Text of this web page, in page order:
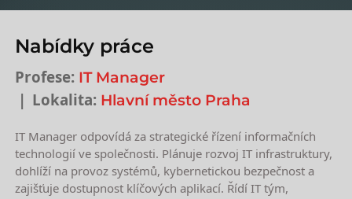
Nabídky práce
Profese: IT Manager
Lokalita: Hlavní město Praha
IT Manager odpovídá za strategické řízení informačních
technologií ve společnosti. Plánuje rozvoj IT infrastruktury,
dohlíží na provoz systémů, kybernetickou bezpečnost a
zajišťuje dostupnost klíčových aplikací. Řídí IT tým,